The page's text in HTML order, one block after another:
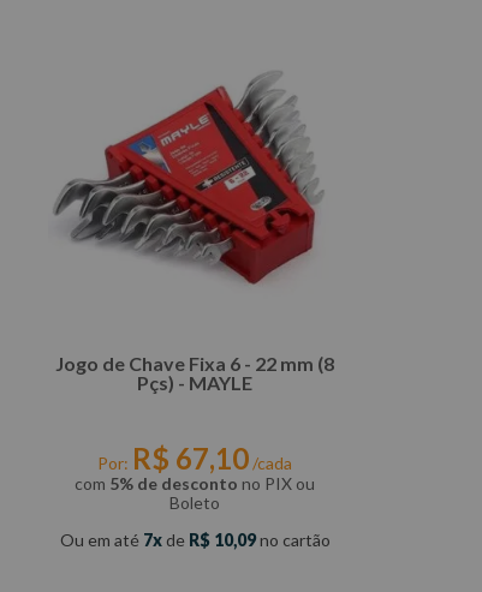
Jogo de Chave Fixa 6 - 22 mm (8
Pçs) - MAYLE
Por: R$ 67,10/cada
com 5% de desconto no PIX ou
Boleto
Ou em até 7 de R$ 10,09no cartão